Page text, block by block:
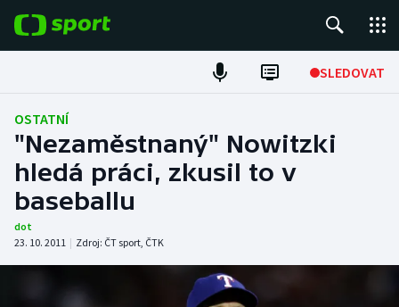
SLEDOVAT
Fotbal
Hokej
Tenis
Atletika
OSTATNÍ
"Nezaměstnaný" Nowitzki
hledá práci, zkusil to v
baseballu
dot
23. 10. 2011 | Zdroj: ČT sport, ČTK